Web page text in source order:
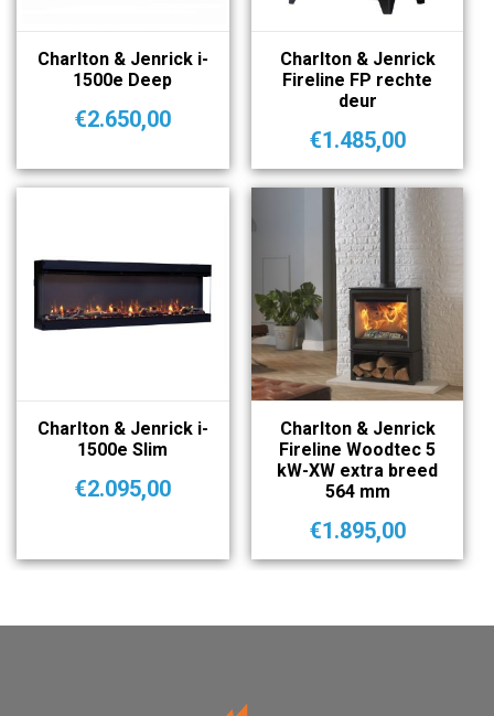
Charlton & Jenrick i-
1500e Deep
€2.650,00
Charlton & Jenrick
Fireline FP rechte
deur
€1.485,00
Charlton & Jenrick i-
1500e Slim
€2.095,00
Charlton & Jenrick
Fireline Woodtec 5
kW-XW extra breed
564 mm
€1.895,00